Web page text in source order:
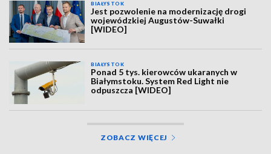
BIAŁYSTOK
Jest pozwolenie na modernizację drogi
wojewódzkiej Augustów-Suwałki
[WIDEO]
BIAŁYSTOK
Ponad 5 tys. kierowców ukaranych w
Białymstoku. System Red Light nie
odpuszcza [WIDEO]
ZOBACZ WIĘCEJ